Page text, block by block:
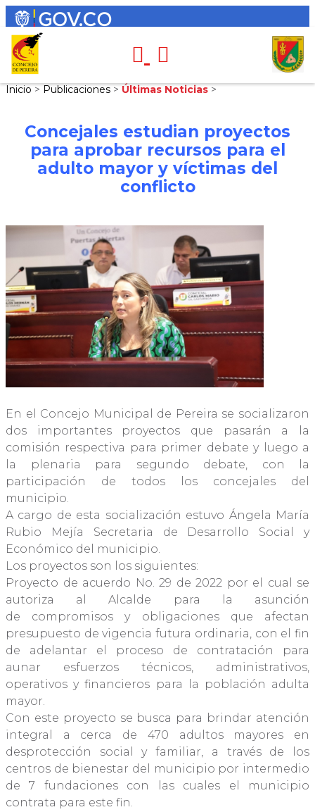
Inicio > Publicaciones > Últimas Noticias >
Concejales estudian proyectos
para aprobar recursos para el
adulto mayor y víctimas del
conflicto
En el Concejo Municipal de Pereira se socializaron
dos importantes proyectos que pasarán a la
comisión respectiva para primer debate y luego a
la plenaria para segundo debate, con la
participación de todos los concejales del
municipio.
A cargo de esta socialización estuvo Ángela María
Rubio Mejía Secretaria de Desarrollo Social y
Económico del municipio.
Los proyectos son los siguientes:
Proyecto de acuerdo No. 29 de 2022 por el cual se
autoriza al Alcalde para la asunción
de compromisos y obligaciones que afectan
presupuesto de vigencia futura ordinaria, con el fin
de adelantar el proceso de contratación para
aunar esfuerzos técnicos, administrativos,
operativos y financieros para la población adulta
mayor.
Con este proyecto se busca para brindar atención
integral a cerca de 470 adultos mayores en
desprotección social y familiar, a través de los
centros de bienestar del municipio por intermedio
de 7 fundaciones con las cuales el municipio
contrata para este fin.